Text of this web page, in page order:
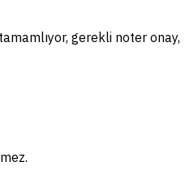
gerekli noter onay,